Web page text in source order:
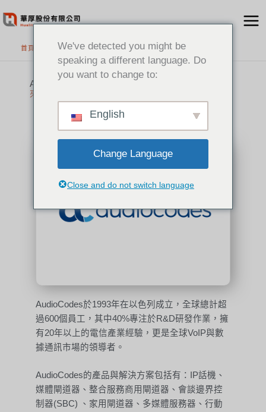
至
首頁 代理品牌
AudioCodes
來自以色列的多媒體通訊架構大廠
AudioCodes於1993年在以色列成立，全球總計超
過600個員工，其中40%專注於R&D研發作業，擁
有20年以上的電信產業經驗，更是全球VoIP與數
據通訊市場的領導者。
AudioCodes的產品與解決方案包括有：IP話機、
媒體閘道器、整合服務商用閘道器、會談邊界控
制器(SBC) 、家用閘道器、多媒體服務器、行動
We've detected you might be
speaking a different language. Do
you want to change to:
English
Change Language
Close and do not switch language